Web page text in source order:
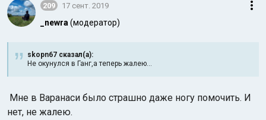
209 17 сент. 2019
_newra (модератор)
skopn67 сказал(а):
Не окунулся в Ганг,а теперь жалею...
Мне в Варанаси было страшно даже ногу помочить. И
нет, не жалею.